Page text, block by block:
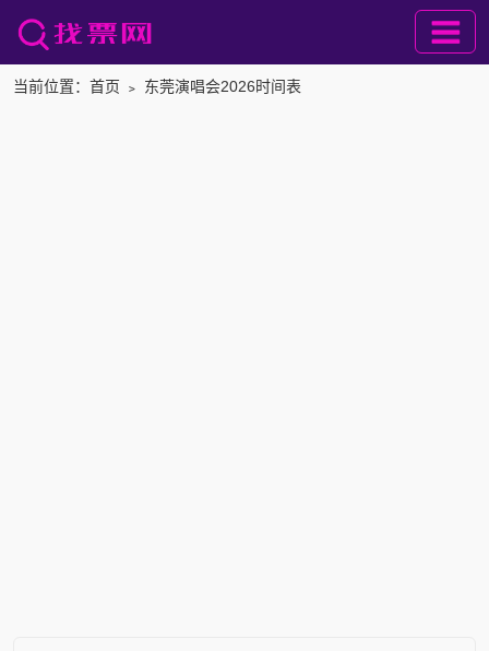
当前位置： 首页 ﹥ 东莞演唱会2026时间表